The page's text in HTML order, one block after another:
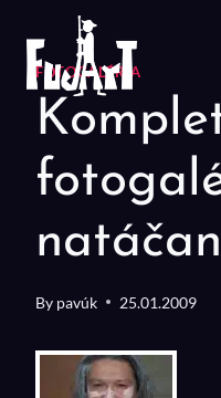
contentFOTOGALÉRIA
By pavúk 25.01.2009